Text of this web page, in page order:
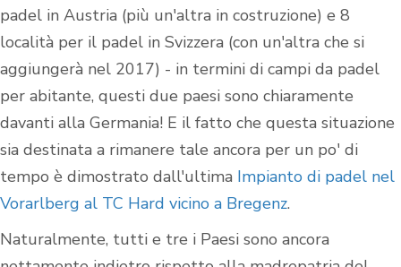
padel in Austria (più un'altra in costruzione) e 8
località per il padel in Svizzera (con un'altra che si
aggiungerà nel 2017) - in termini di campi da padel
per abitante, questi due paesi sono chiaramente
davanti alla Germania! E il fatto che questa situazione
sia destinata a rimanere tale ancora per un po' di
tempo è dimostrato dall'ultima Impianto di padel nel
Vorarlberg al TC Hard vicino a Bregenz.
Naturalmente, tutti e tre i Paesi sono ancora